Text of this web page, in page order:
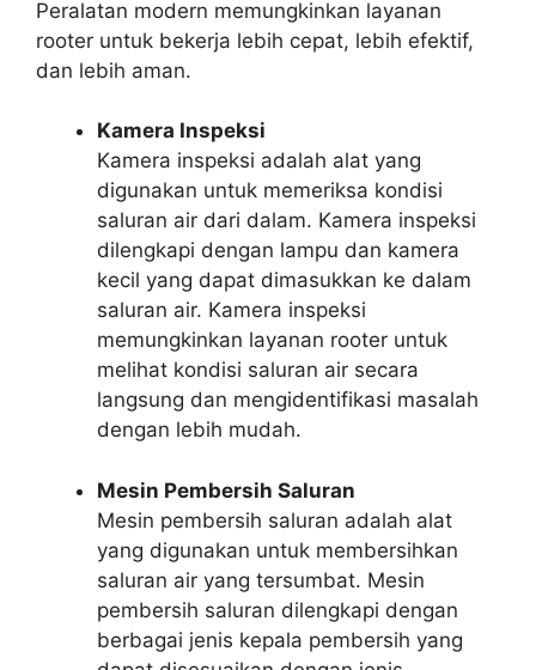
Peralatan modern memungkinkan layanan
rooter untuk bekerja lebih cepat, lebih efektif,
dan lebih aman.
Kamera Inspeksi
Kamera inspeksi adalah alat yang
digunakan untuk memeriksa kondisi
saluran air dari dalam. Kamera inspeksi
dilengkapi dengan lampu dan kamera
kecil yang dapat dimasukkan ke dalam
saluran air. Kamera inspeksi
memungkinkan layanan rooter untuk
melihat kondisi saluran air secara
langsung dan mengidentifikasi masalah
dengan lebih mudah.
Mesin Pembersih Saluran
Mesin pembersih saluran adalah alat
yang digunakan untuk membersihkan
saluran air yang tersumbat. Mesin
pembersih saluran dilengkapi dengan
berbagai jenis kepala pembersih yang